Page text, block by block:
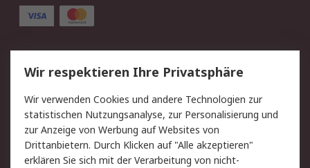
Service
Value Added Services
Lieferlösungen
Rücksendung/Entsorgung Kontakt
Hilfe
Rechtliches
Wir respektieren Ihre Privatsphäre
Wir verwenden Cookies und andere Technologien zur
statistischen Nutzungsanalyse, zur Personalisierung und
zur Anzeige von Werbung auf Websites von
Drittanbietern. Durch Klicken auf "Alle akzeptieren"
erklären Sie sich mit der Verarbeitung von nicht-